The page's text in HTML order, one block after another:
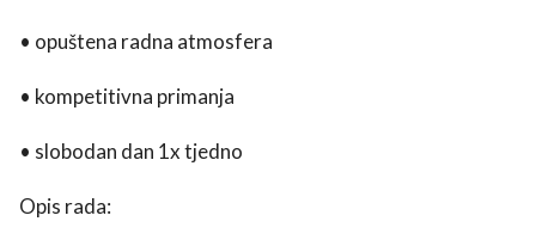
• opuštena radna atmosfera
• kompetitivna primanja
• slobodan dan 1x tjedno
Opis rada: